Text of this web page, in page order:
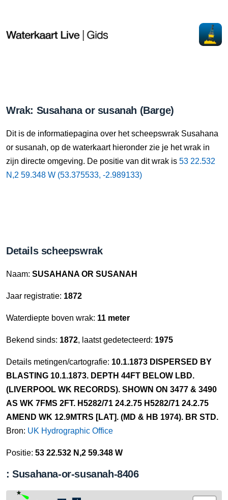
Wrak: Susahana or susanah (Barge)
Dit is de informatiepagina over het scheepswrak Susahana
or susanah, op de waterkaart hieronder zie je het wrak in
zijn directe omgeving. De positie van dit wrak is 53 22.532
N,2 59.348 W (53.375533, -2.989133)
Details scheepswrak
Naam: SUSAHANA OR SUSANAH
Jaar registratie: 1872
Waterdiepte boven wrak: 11 meter
Bekend sinds: 1872, laatst gedetecteerd: 1975
Details metingen/cartografie: 10.1.1873 DISPERSED BY
BLASTING 10.1.1873. DEPTH 44FT BELOW LBD.
(LIVERPOOL WK RECORDS). SHOWN ON 3477 & 3490
AS WK 7FMS 2FT. H5282/71 24.2.75 H5282/71 24.2.75
AMEND WK 12.9MTRS [LAT]. (MD & HB 1974). BR STD.
Bron: UK Hydrographic Office
Positie: 53 22.532 N,2 59.348 W
: Susahana-or-susanah-8406